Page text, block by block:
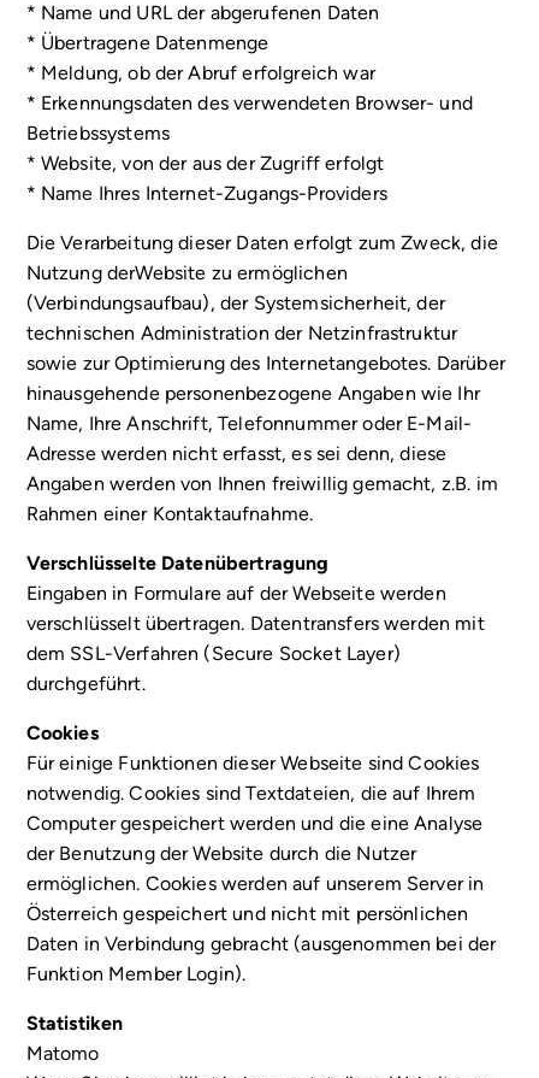
* Name und URL der abgerufenen Daten
* Übertragene Datenmenge
* Meldung, ob der Abruf erfolgreich war
* Erkennungsdaten des verwendeten Browser- und
Betriebssystems
* Website, von der aus der Zugriff erfolgt
* Name Ihres Internet-Zugangs-Providers
Die Verarbeitung dieser Daten erfolgt zum Zweck, die
Nutzung derWebsite zu ermöglichen
(Verbindungsaufbau), der Systemsicherheit, der
technischen Administration der Netzinfrastruktur
sowie zur Optimierung des Internetangebotes. Darüber
hinausgehende personenbezogene Angaben wie Ihr
Name, Ihre Anschrift, Telefonnummer oder E-Mail-
Adresse werden nicht erfasst, es sei denn, diese
Angaben werden von Ihnen freiwillig gemacht, z.B. im
Rahmen einer Kontaktaufnahme.
Verschlüsselte Datenübertragung
Eingaben in Formulare auf der Webseite werden
verschlüsselt übertragen. Datentransfers werden mit
dem SSL-Verfahren (Secure Socket Layer)
durchgeführt.
Cookies
Für einige Funktionen dieser Webseite sind Cookies
notwendig. Cookies sind Textdateien, die auf Ihrem
Computer gespeichert werden und die eine Analyse
der Benutzung der Website durch die Nutzer
ermöglichen. Cookies werden auf unserem Server in
Österreich gespeichert und nicht mit persönlichen
Daten in Verbindung gebracht (ausgenommen bei der
Funktion Member Login).
Statistiken
Matomo